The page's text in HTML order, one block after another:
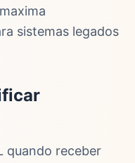
sistemas legados
quando receber